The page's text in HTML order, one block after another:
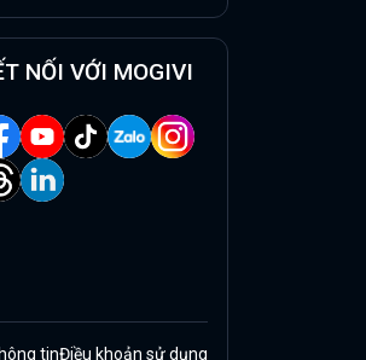
NỐI VỚI MOGIVI
tinĐiều khoản sử dụng